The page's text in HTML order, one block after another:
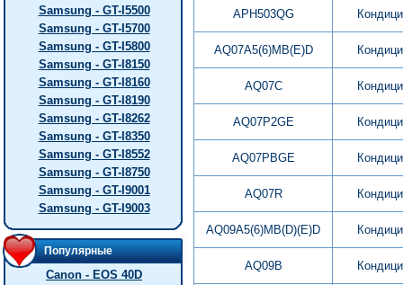
Samsung - GT-I5500
Samsung - GT-I5700
Samsung - GT-I5800
Samsung - GT-I8150
Samsung - GT-I8160
Samsung - GT-I8190
Samsung - GT-I8262
Samsung - GT-I8350
Samsung - GT-I8552
Samsung - GT-I8750
Samsung - GT-I9001
Samsung - GT-I9003
Популярные
Canon - EOS 40D
APH503QG
AQ07A5(6)MB(E)D
AQ07C
AQ07P2GE
AQ07PBGE
AQ07R
AQ09A5(6)MB(D)(E)D
AQ09B